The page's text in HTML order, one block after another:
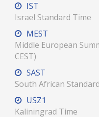
IST
Israel Standard Time
MEST
Middle European
CEST)
SAST
South African
USZ1
Kaliningrad Time